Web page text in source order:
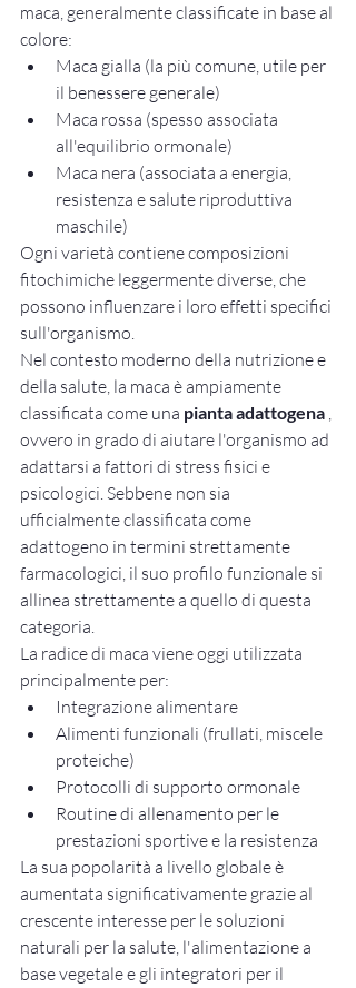
maca, generalmente classificate in base al
colore:
Maca gialla (la più comune, utile per
il benessere generale)
Maca rossa (spesso associata
all'equilibrio ormonale)
Maca nera (associata a energia,
resistenza e salute riproduttiva
maschile)
Ogni varietà contiene composizioni
fitochimiche leggermente diverse, che
possono influenzare i loro effetti specifici
sull'organismo.
Nel contesto moderno della nutrizione e
della salute, la maca è ampiamente
classificata come una pianta adattogena ,
ovvero in grado di aiutare l'organismo ad
adattarsi a fattori di stress fisici e
psicologici. Sebbene non sia
ufficialmente classificata come
adattogeno in termini strettamente
farmacologici, il suo profilo funzionale si
allinea strettamente a quello di questa
categoria.
La radice di maca viene oggi utilizzata
principalmente per:
Integrazione alimentare
Alimenti funzionali (frullati, miscele
proteiche)
Protocolli di supporto ormonale
Routine di allenamento per le
prestazioni sportive e la resistenza
La sua popolarità a livello globale è
aumentata significativamente grazie al
crescente interesse per le soluzioni
naturali per la salute, l'alimentazione a
base vegetale e gli integratori per il